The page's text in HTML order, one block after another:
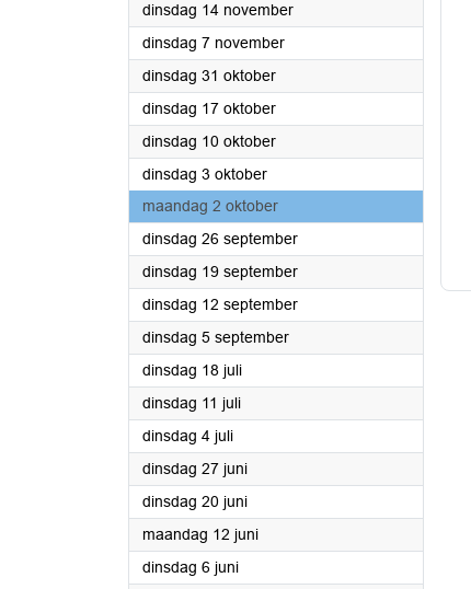
dinsdag 14 november2023
dinsdag 7 november2023
dinsdag 31 oktober2023
dinsdag 17 oktober2023
dinsdag 10 oktober2023
dinsdag 3 oktober2023
maandag 2 oktober2023
dinsdag 26 september2023
dinsdag 19 september2023
dinsdag 12 september2023
dinsdag 5 september2023
dinsdag 18 juli2023
dinsdag 11 juli2023
dinsdag 4 juli2023
dinsdag 27 juni2023
dinsdag 20 juni2023
maandag 12 juni2023
dinsdag 6 juni2023